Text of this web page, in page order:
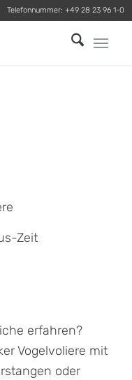
Telefonnummer: +49 28 23 96 1-0
Zeit
erfahren?
Vogelvoliere mit
oder